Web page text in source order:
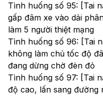
Tình huống số 95: [Tai
gấp đâm xe vào dải
làm 5 người thiệt mạng
Tình huống số 96: [Tai
không làm chủ tốc độ
đang dừng chờ đèn đỏ
Tình huống số 97: [Tai
độ cao, lấn sang đường